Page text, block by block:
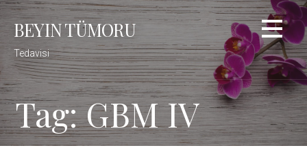
Skip
BEYIN TÜMORU
Tedavisi
Tag: GBM IV